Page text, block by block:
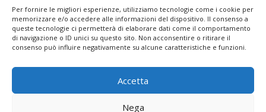
Per fornire le migliori esperienze, utilizziamo tecnologie come i cookie per
memorizzare e/o accedere alle informazioni del dispositivo. Il consenso a
queste tecnologie ci permetterà di elaborare dati come il comportamento
di navigazione o ID unici su questo sito. Non acconsentire o ritirare il
consenso può influire negativamente su alcune caratteristiche e funzioni.
Accetta
Nega
– ALASSIO Via XX Settembre n. 61